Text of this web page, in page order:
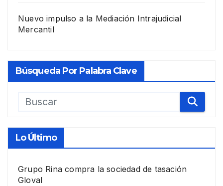
Nuevo impulso a la Mediación Intrajudicial
Mercantil
Búsqueda Por Palabra Clave
Lo Último
Grupo Rina compra la sociedad de tasación
Gloval